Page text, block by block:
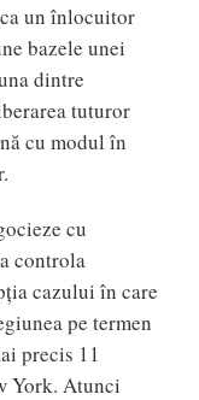
un înlocuitor
bazele unei
dintre
tuturor
cu modul în
cu
controla
cazului în care
pe termen
precis 11
York. Atunci